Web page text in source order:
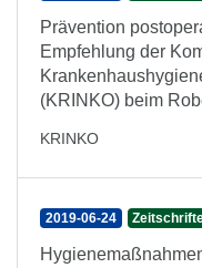
Prävention
Empfehlung der
(KRINKO) beim
KRINKO
2019-06-24